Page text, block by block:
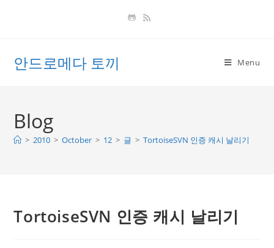
안드로메다 토끼 Menu
Blog
> 2010 > October > 12 > 글 > TortoiseSVN 인증 캐시 날리기
TortoiseSVN 인증 캐시 날리기